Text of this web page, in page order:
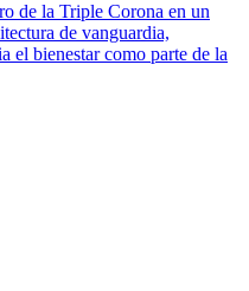
de la Triple Corona en un
de vanguardia,
el bienestar como parte de la